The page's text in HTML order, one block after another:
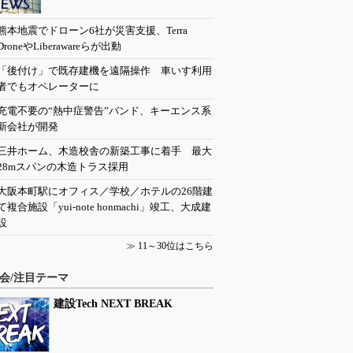
本地震でドローン6社が災害支援、Terra
やLiberawareらが出動
後付け」で既存建機を遠隔操作 車いす利用
でもオペレーターに
電不要の“熱中症警告”バンド、キーエンス系
会社が開発
井ホーム、木造校舎の新築工事に着手 最大
スパンの木造トラス採用
阪本町駅にオフィス／学校／ホテルの26階建
複合施設「yui-note honmachi」竣工、大成建
≫ 11～30位はこちら
/注目テーマ
建設Tech NEXT BREAK